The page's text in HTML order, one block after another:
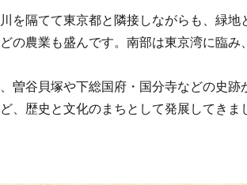
を隔てて東京都と隣接しながらも、緑
の農業も盛んです。南部は東京湾に臨み
曽谷貝塚や下総国府・国分寺などの史
、歴史と文化のまちとして発展してきま